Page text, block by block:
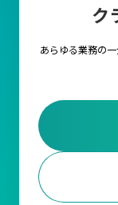
ク
あらゆる業務の